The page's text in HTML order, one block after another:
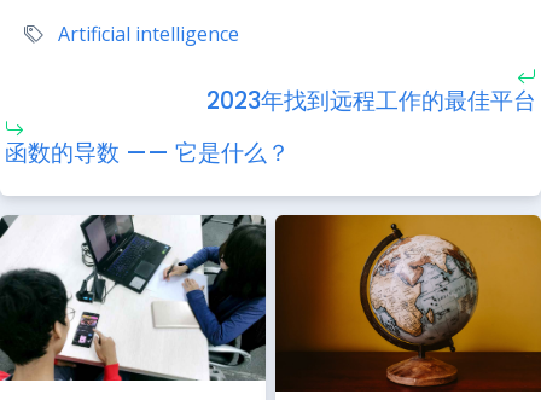
Artificial intelligence
2023年找到远程工作的最佳平台
函数的导数 —— 它是什么？